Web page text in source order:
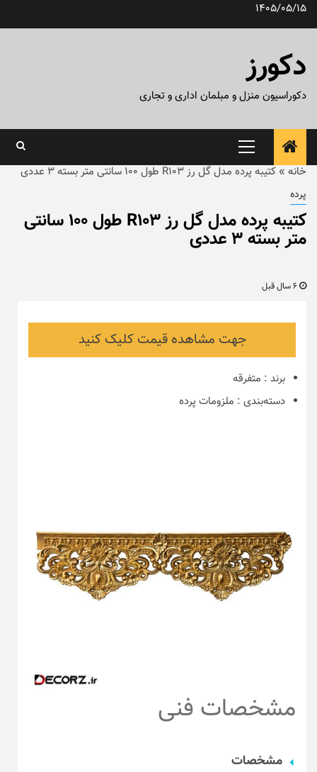
پرش1405/05/15
دکورز
دکوراسیون منزل و مبلمان اداری و تجاری
منوی
اصلی
خانه » کتیبه پرده مدل گل رز R103 طول ۱۰۰ سانتی متر بسته ۳ عددی
پرده
کتیبه پرده مدل گل رز R103 طول ۱۰۰ سانتی
متر بسته ۳ عددی
جهت مشاهده قیمت کلیک کنید
برند : متفرقه
دسته‌بندی : ملزومات پرده
مشخصات فنی
مشخصات